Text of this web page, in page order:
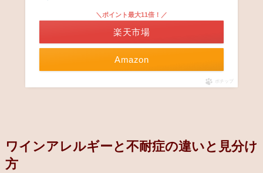
Amazon
＼ポイント最大11倍！／
楽天市場
ポチップ
ワインアレルギーと不耐症の違いと見分け
方